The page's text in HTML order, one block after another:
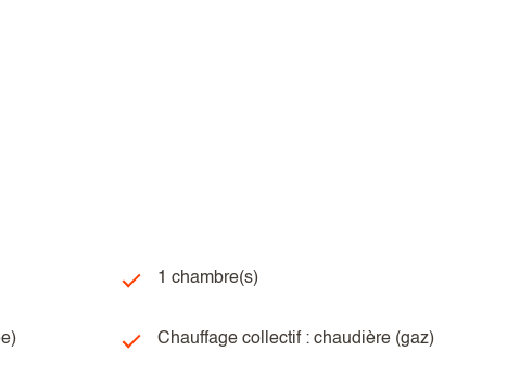
1 chambre(s)
Chauffage collectif : chaudière (gaz)